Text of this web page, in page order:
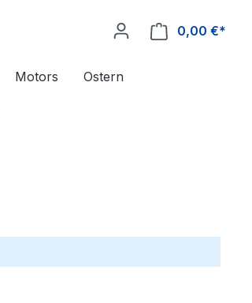
0,00 €*
Motors Ostern